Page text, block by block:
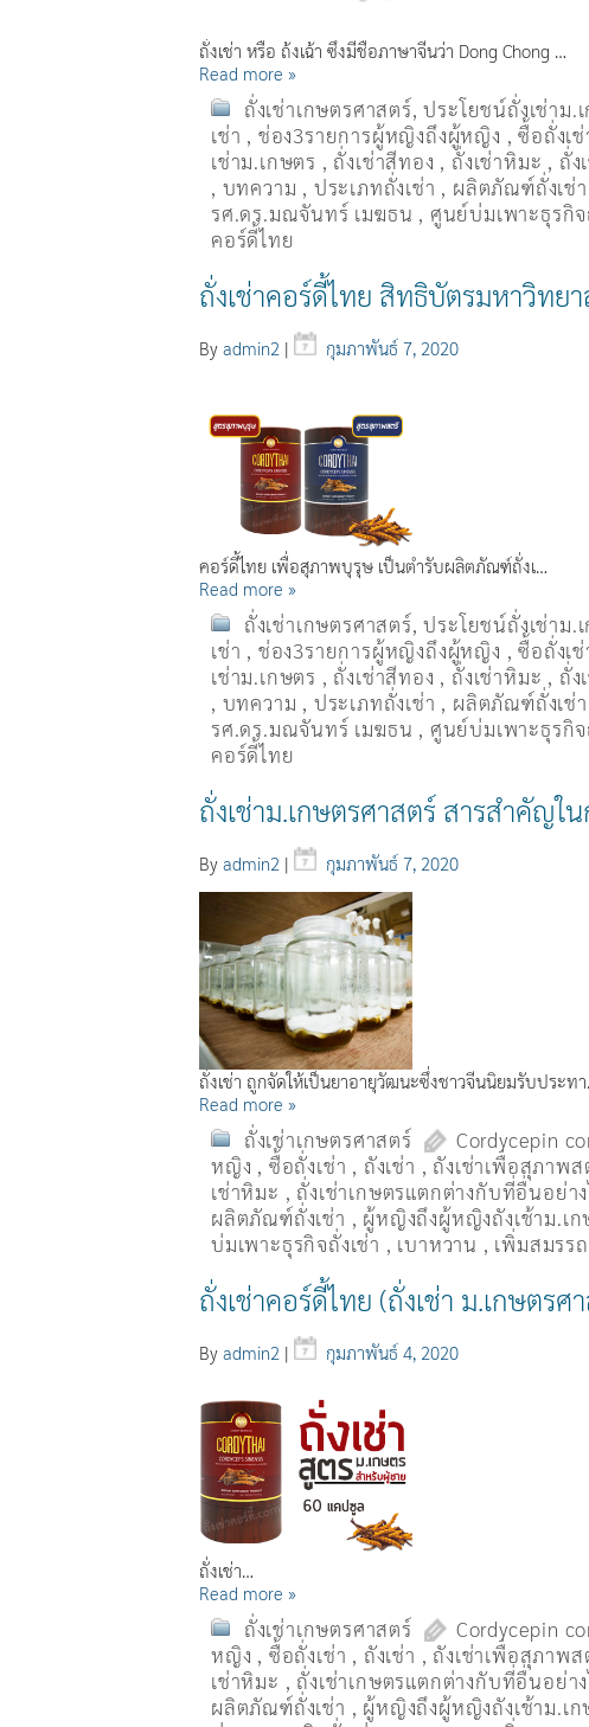
ถั่งเช่า หรือ ถ้่งเฉ้า ซึ่งมีชื่อภาษาจีนว่า Dong Chong …
Read more »
ถั่งเช่าเกษตรศาสตร์,ประโยชน์ถั่งเช่าม.
เช่า , ช่อง3รายการผู้หญิงถึงผู้หญิง ,ซื้อถั่งเช่
เช่าม.เกษตร , ถั่งเช่าสีทอง , ถั่งเช่าหิมะ , ถั่ง
, บทความ , ประเภทถั่งเช่า , ผลิตภัณฑ์ถั่งเช่า
รศ.ดร.มณจันทร์ เมฆธน , ศูนย์บ่มเพาะธุรกิจ
คอร์ดี้ไทย
ถั่งเช่าคอร์ดี้ไทย สิทธิบัตรมหาวิทย
By admin2 | กุมภาพันธ์ 7, 2020
คอร์ดี้ไทย เพื่อสุภาพบุรุษ เป็นตำรับผลิตภัณฑ์ถั่งเ…
Read more »
ถั่งเช่าเกษตรศาสตร์,ประโยชน์ถั่งเช่าม.
เช่า , ช่อง3รายการผู้หญิงถึงผู้หญิง ,ซื้อถั่งเช่
เช่าม.เกษตร , ถั่งเช่าสีทอง , ถั่งเช่าหิมะ , ถั่ง
, บทความ , ประเภทถั่งเช่า , ผลิตภัณฑ์ถั่งเช่า
รศ.ดร.มณจันทร์ เมฆธน , ศูนย์บ่มเพาะธุรกิจ
คอร์ดี้ไทย
ถั่งเช่าม.เกษตรศาสตร์ สารสำคัญใ
By admin2 | กุมภาพันธ์ 7, 2020
ถั่งเช่า ถูกจัดให้เป็นยาอายุวัฒนะซึ่งชาวจีนนิยมรับประท
Read more »
ถั่งเช่าเกษตรศาสตร์ Cordycepin
หญิง , ซื้อถั่งเช่า , ถังเช่า , ถังเช่าเพื่อสุภาพส
เช่าหิมะ , ถั่งเช่าเกษตรแตกต่างกับที่อื่นอย่าง
ผลิตภัณฑ์ถั่งเช่า , ผู้หญิงถึงผู้หญิงถังเช้าม.เก
บ่มเพาะธุรกิจถั่งเช่า , เบาหวาน , เพิ่มสมรร
ถั่งเช่าคอร์ดี้ไทย (ถั่งเช่า ม.เกษตร
By admin2 | กุมภาพันธ์ 4, 2020
ถั่งเช่า…
Read more »
ถั่งเช่าเกษตรศาสตร์ Cordycepin
หญิง , ซื้อถั่งเช่า , ถังเช่า , ถังเช่าเพื่อสุภาพส
เช่าหิมะ , ถั่งเช่าเกษตรแตกต่างกับที่อื่นอย่าง
ผลิตภัณฑ์ถั่งเช่า , ผู้หญิงถึงผู้หญิงถังเช้าม.เก